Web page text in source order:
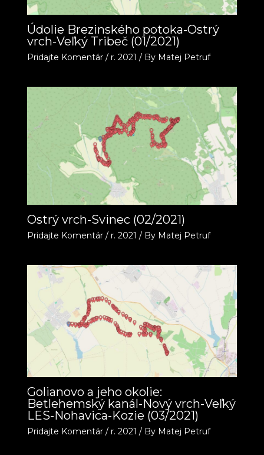
Údolie Brezinského potoka-Ostrý
vrch-Veľký Tribeč (01/2021)
Pridajte Komentár / r. 2021 / By Matej Petruf
Ostrý vrch-Svinec (02/2021)
Pridajte Komentár / r. 2021 / By Matej Petruf
Golianovo a jeho okolie:
Betlehemský kanál-Nový vrch-Veľký
LES-Nohavica-Kozie (03/2021)
Pridajte Komentár / r. 2021 / By Matej Petruf